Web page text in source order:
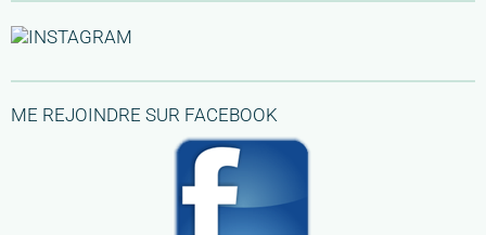
ME REJOINDRE SUR FACEBOOK